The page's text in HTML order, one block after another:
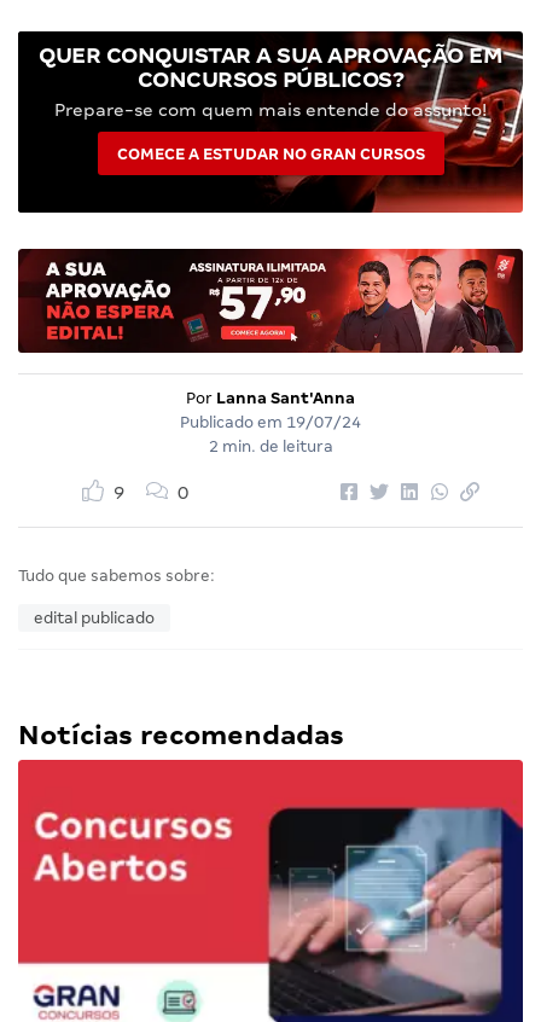
QUER CONQUISTAR A SUA APROVAÇÃO EM
CONCURSOS PÚBLICOS?
Prepare-se com quem mais entende do assunto!
COMECE A ESTUDAR NO GRAN CURSOS
Por Lanna Sant'Anna
Publicado em 19/07/24
2 min. de leitura
9 0
Tudo que sabemos sobre:
edital publicado
Notícias recomendadas